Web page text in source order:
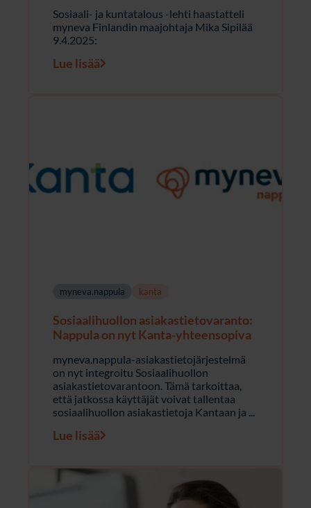
Sosiaali- ja kuntatalous -lehti haastatteli
myneva Finlandin maajohtaja Mika Sipilää
9.4.2025:
Lue lisää
myneva.nappula kanta
Sosiaalihuollon asiakastietovaranto:
Nappula on nyt Kanta-yhteensopiva
myneva.nappula-asiakastietojärjestelmä
on nyt integroitu Sosiaalihuollon
asiakastietovarantoon. Tämä tarkoittaa,
että jatkossa käyttäjät voivat tallentaa
sosiaalihuollon asiakastietoja Kantaan ja ...
Lue lisää